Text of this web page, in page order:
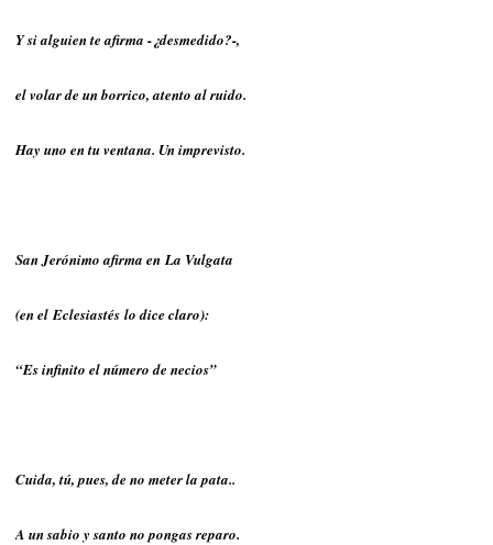
Y si alguien te afirma -¿desmedido?-,
el volar de un borrico, atento al ruido.
Hay uno en tu ventana. Un imprevisto.
San Jerónimo afirma en La Vulgata
(en el Eclesiastés lo dice claro):
“Es infinito el número de necios”
Cuida, tú, pues, de no meter la pata..
A un sabio y santo no pongas reparo.